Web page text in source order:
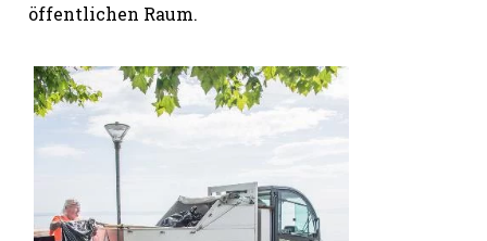
öffentlichen Raum.